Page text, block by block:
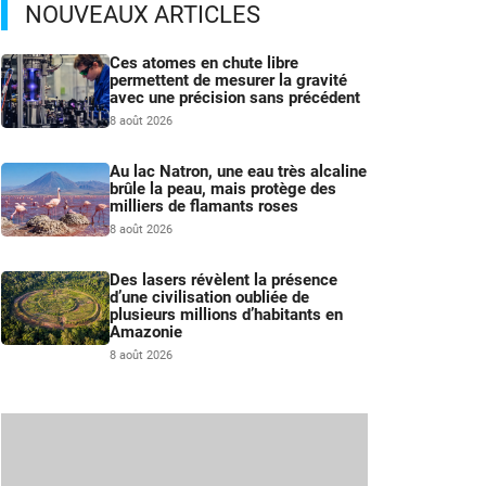
NOUVEAUX ARTICLES
Ces atomes en chute libre
permettent de mesurer la gravité
avec une précision sans précédent
8 août 2026
Au lac Natron, une eau très alcaline
brûle la peau, mais protège des
milliers de flamants roses
8 août 2026
Des lasers révèlent la présence
d’une civilisation oubliée de
plusieurs millions d’habitants en
Amazonie
8 août 2026